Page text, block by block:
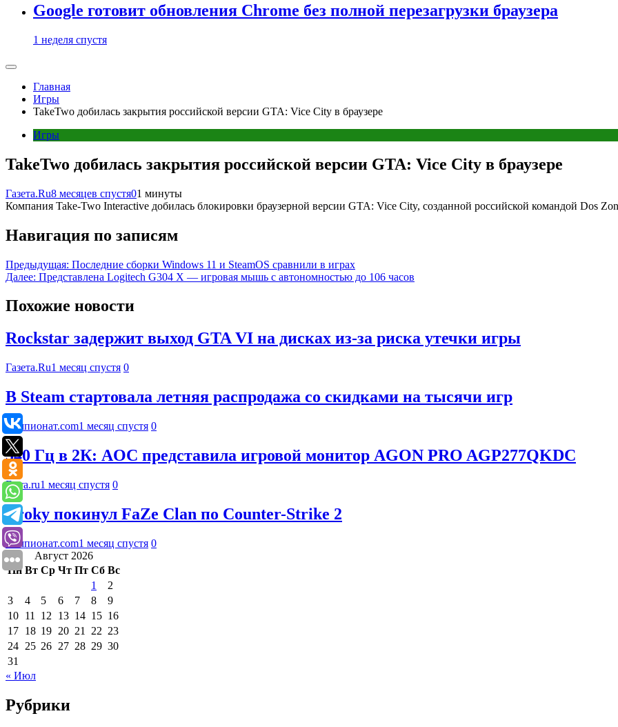
Google готовит обновления Chrome без полной перезагрузки браузера
1 неделя спустя
Главная
Игры
TakeTwo добилась закрытия российской версии GTA: Vice City в браузере
Игры
TakeTwo добилась закрытия российской версии GTA: Vice City в браузере
Газета.Ru8 месяцев спустя01 минуты
Компания Take-Two Interactive добилась блокировки браузерной версии GTA: Vice City, созданной российской командой Dos
Навигация по записям
Предыдущая: Последние сборки Windows 11 и SteamOS сравнили в играх
Далее: Представлена Logitech G304 X — игровая мышь с автономностью до 106 часов
Похожие новости
Rockstar задержит выход GTA VI на дисках из-за риска утечки игры
Газета.Ru1 месяц спустя 0
В Steam стартовала летняя распродажа со скидками на тысячи игр
Чемпионат.com1 месяц спустя 0
540 Гц в 2К: AOC представила игровой монитор AGON PRO AGP277QKDC
Ferra.ru1 месяц спустя 0
Broky покинул FaZe Clan по Counter-Strike 2
Чемпионат.com1 месяц спустя 0
Август 2026
Пн Вт Ср Чт Пт Сб Вс
1
2
3
4 5 6 7 8
9
10 11 12 13 14 15 16
17 18 19 20 21 22 23
24 25 26 27 28 29 30
31
« Июл
Рубрики